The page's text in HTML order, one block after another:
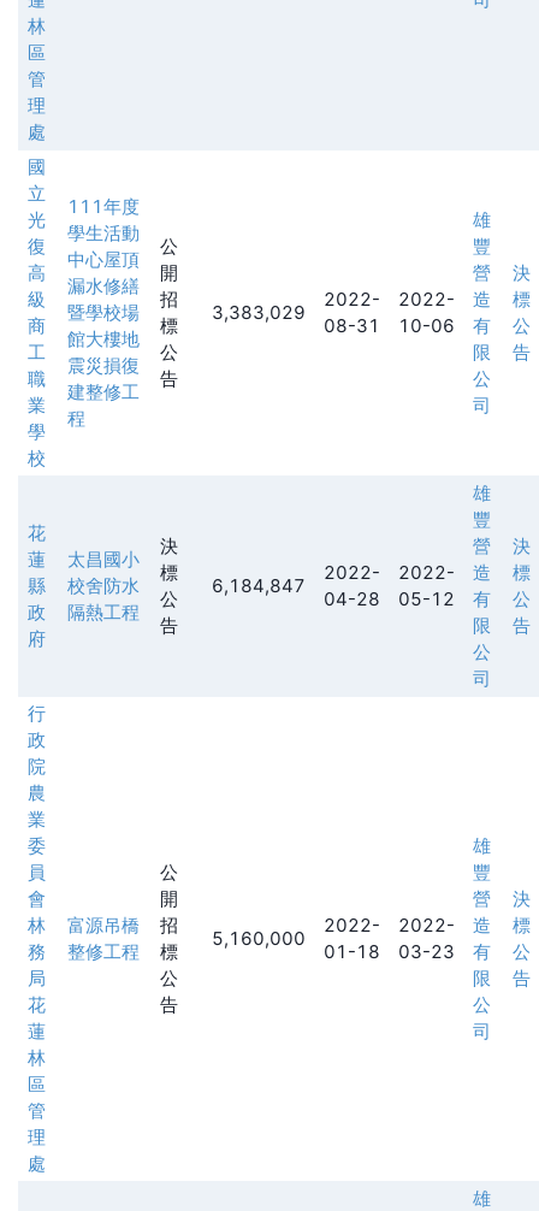
林
區
管
理
處
國
立
光
復
高
級
商
工
職
業
學
校
111年度
學生活動
中心屋頂
漏水修繕
暨學校場
館大樓地
震災損復
建整修工
程
公
開
招
標
公
告
3,383,029
2022-
08-31
2022-
10-06
雄
豐
營
造
有
限
公
司
決
標
公
告
花
蓮
縣
政
府
太昌國小
校舍防水
隔熱工程
決
標
公
告
6,184,847
2022-
04-28
2022-
05-12
雄
豐
營
造
有
限
公
司
決
標
公
告
行
政
院
農
業
委
員
會
林
務
局
花
蓮
林
區
管
理
處
富源吊橋
整修工程
公
開
招
標
公
告
5,160,000
2022-
01-18
2022-
03-23
雄
豐
營
造
有
限
公
司
決
標
公
告
雄